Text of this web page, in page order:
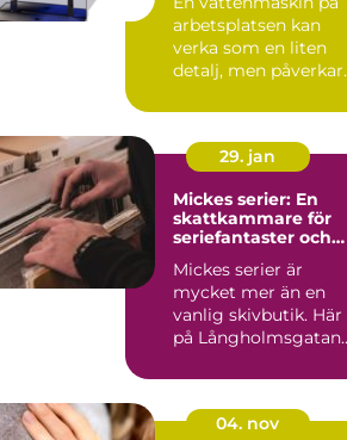
arbetsplatsen kan
verka som en liten
detalj, men påverkar
och...
29. jan
Mickes serier: En
skattkammare för
seriefantaster och
Mickes serier är
mycket mer än en
vanlig skivbutik. Här
på
04. nov